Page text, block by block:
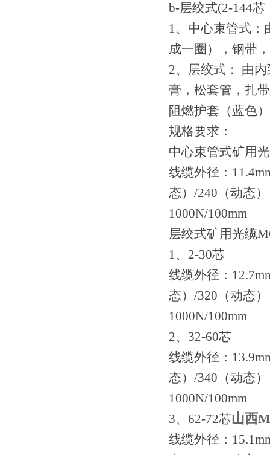
b-层绞式(2-144
1、中心束管式：
成一圈），钢带
2、层绞式： 由
膏，松套管，扎
阻燃护套（蓝色）
规格要求：
中心束管式矿用
线缆外径：
态）/240（动态
1000N/100mm
层绞式矿用光缆
1、2-30芯
线缆外径：
态）/320（动态
1000N/100mm
2、32-60芯
线缆外径：
态）/340（动态
1000N/100mm
3、62-72芯山西
线缆外径：